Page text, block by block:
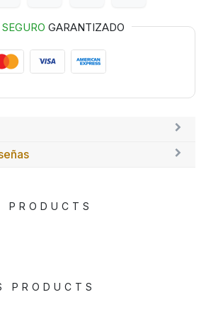
SEGURO GARANTIZADO
PRODUCTS
PRODUCTS